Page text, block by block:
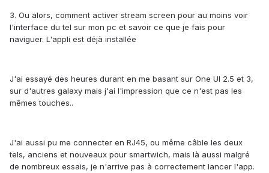
3. Ou alors, comment activer stream screen pour au moins voir
l'interface du tel sur mon pc et savoir ce que je fais pour
naviguer. L'appli est déjà installée
J'ai essayé des heures durant en me basant sur One UI 2.5 et 3,
sur d'autres galaxy mais j'ai l'impression que ce n'est pas les
mêmes touches..
J'ai aussi pu me connecter en RJ45, ou même câble les deux
tels, anciens et nouveaux pour smartwich, mais là aussi malgré
de nombreux essais, je n'arrive pas à correctement lancer l'app.